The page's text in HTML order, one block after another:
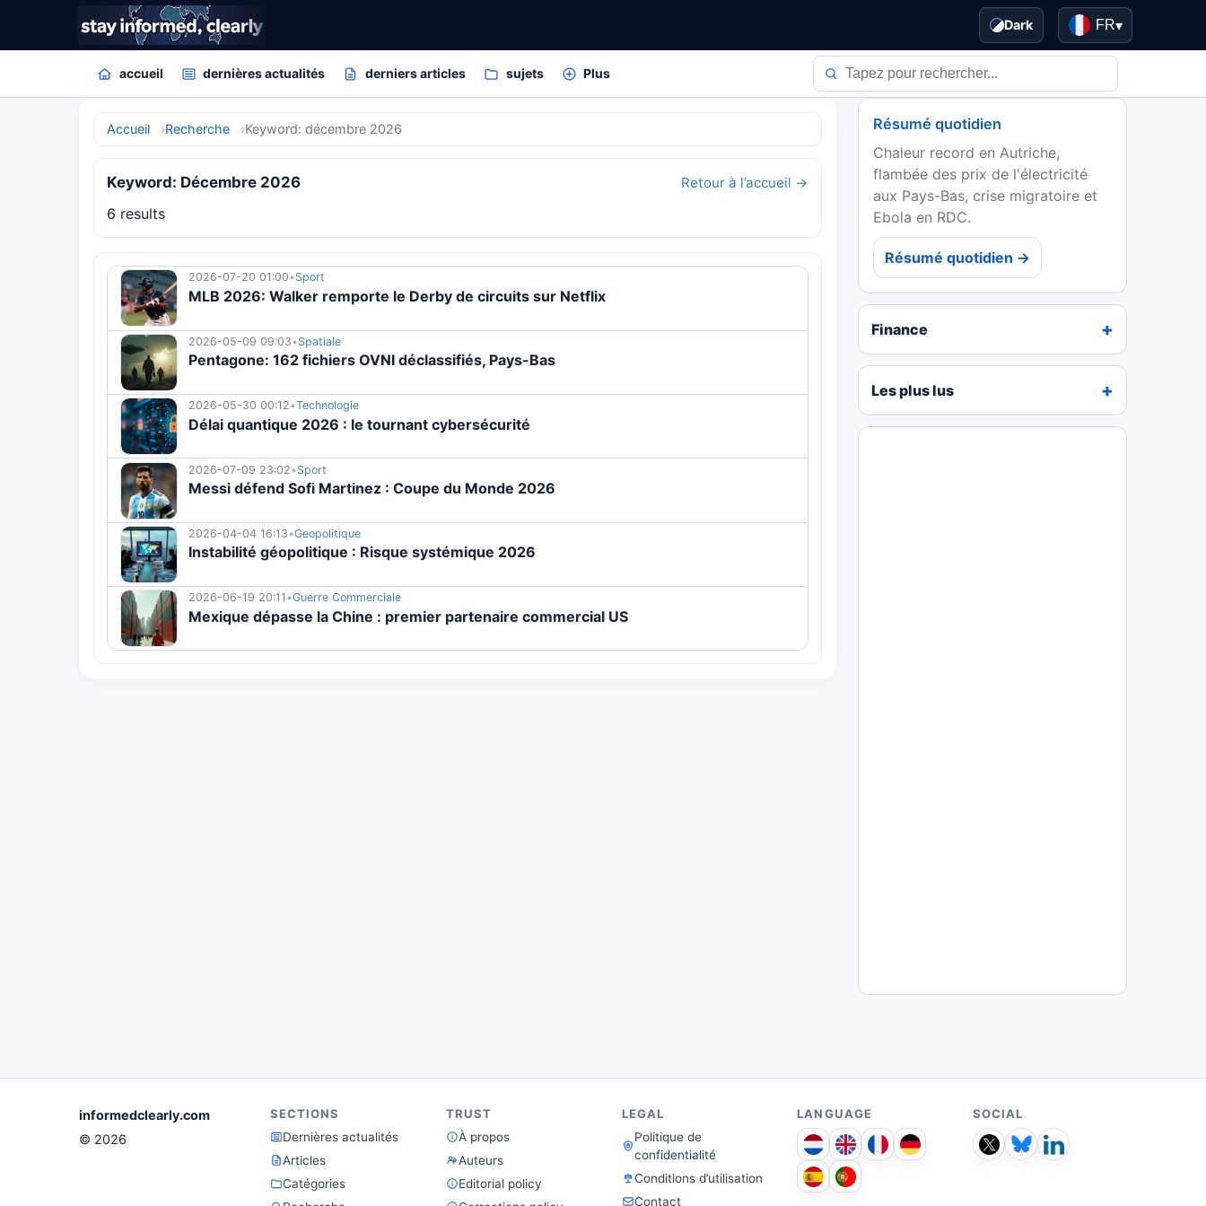
Dark FR▾
accueil dernières actualités derniers articles sujets Plus
Accueil Recherche Keyword: décembre 2026
Keyword: Décembre 2026 Retour à l’accueil →
6 results
2026-07-20 01:00•Sport
MLB 2026: Walker remporte le Derby de circuits sur Netflix
2026-05-09 09:03•Spatiale
Pentagone: 162 fichiers OVNI déclassifiés, Pays-Bas
2026-05-30 00:12•Technologie
Délai quantique 2026 : le tournant cybersécurité
2026-07-09 23:02•Sport
Messi défend Sofi Martinez : Coupe du Monde 2026
2026-04-04 16:13•Geopolitique
Instabilité géopolitique : Risque systémique 2026
2026-06-19 20:11 •Guerre Commerciale
Mexique dépasse la Chine : premier partenaire commercial US
Résumé quotidien
Chaleur record en Autriche,
flambée des prix de l'électricité
aux Pays-Bas, crise migratoire et
Ebola en RDC.
Résumé quotidien →
Finance
Les plus lus
informedclearly.com
© 2026
SECTIONS
Dernières actualités
Articles
Catégories
TRUST
À propos
Auteurs
Editorial policy
LEGAL
Politique de
confidentialité
Conditions d’utilisation
Contact
LANGUAGE SOCIAL